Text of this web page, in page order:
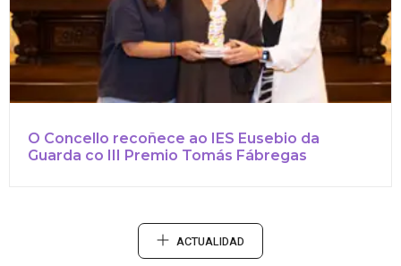
O Concello recoñece ao IES Eusebio da
Guarda co III Premio Tomás Fábregas
ACTUALIDAD